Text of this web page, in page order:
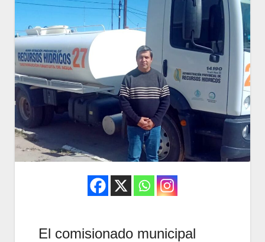
El comisionado municipal